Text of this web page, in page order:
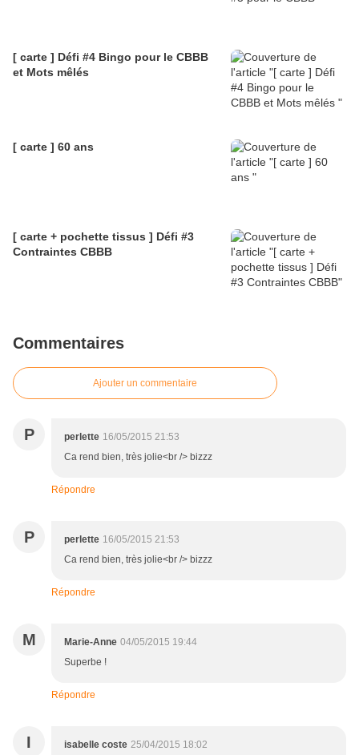
[ carte ] Défi #4 Bingo pour le CBBB
et Mots mêlés
[ carte ] 60 ans
[ carte + pochette tissus ] Défi #3
Contraintes CBBB
Commentaires
Ajouter un commentaire
P perlette 16/05/2015 21:53
Ca rend bien, très jolie<br /> bizzz
Répondre
P perlette 16/05/2015 21:53
Ca rend bien, très jolie<br /> bizzz
Répondre
M Marie-Anne 04/05/2015 19:44
Superbe !
Répondre
I isabelle coste 25/04/2015 18:02